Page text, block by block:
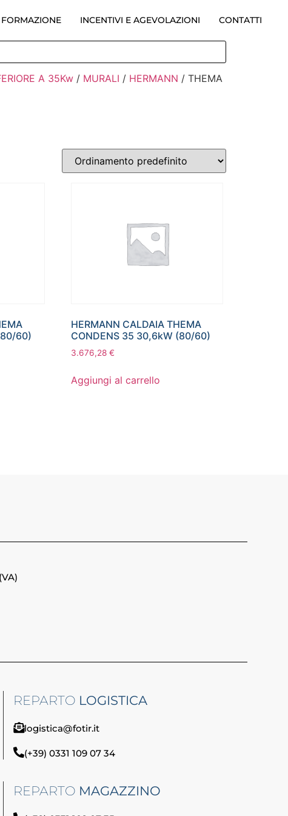
INCENTIVI E AGEVOLAZIONI CONTATTI
A 35Kw / MURALI / HERMANN / THEMA
60)
HERMANN CALDAIA THEMA
CONDENS 35 30,6kW (80/60)
3.676,28€
Aggiungi al carrello
REPARTO LOGISTICA
logistica@fotir.it
(+39) 0331 109 07 34
REPARTO MAGAZZINO